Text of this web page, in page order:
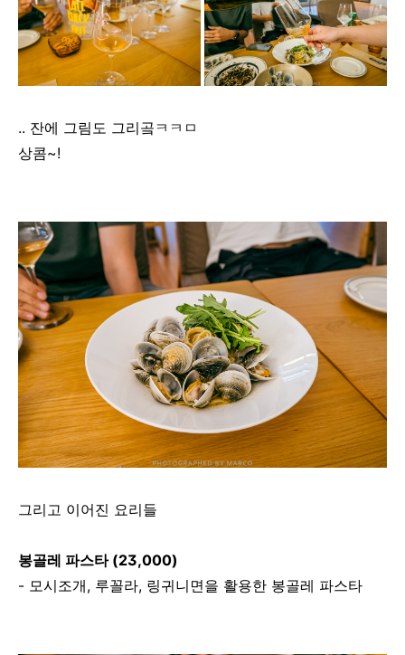
.. 잔에 그림도 그리곸ㅋㅋㅁ
상콤~!
그리고 이어진 요리들
봉골레 파스타 (23,000)
- 모시조개, 루꼴라, 링귀니면을 활용한 봉골레 파스타